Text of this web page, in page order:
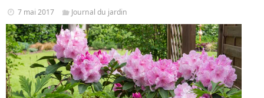
7 mai 2017 Journal du jardin